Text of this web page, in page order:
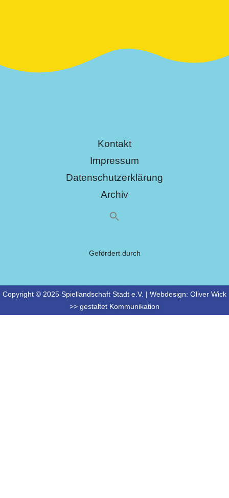
Kontakt
Impressum
Datenschutzerklärung
Archiv
Gefördert durch
Copyright © 2025 Spiellandschaft Stadt e.V. | Webdesign: Oliver Wick
>> gestaltet Kommunikation